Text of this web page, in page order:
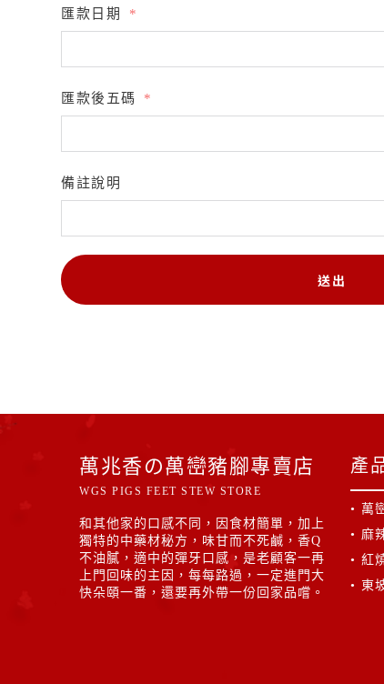
匯款日期
匯款後五碼
備註說明
送出
e
萬兆香の萬巒豬腳專賣店
WGS PIGS FEET STEW STORE
和其他家的口感不同，因食材簡單，加上
獨特的中藥材秘方，味甘而不死鹹，香Q
不油膩，適中的彈牙口感，是老顧客一再
上門回味的主因，每每路過，一定進門大
快朵頤一番，還要再外帶一份回家品嚐。
產
• 萬
• 麻
• 紅
• 東